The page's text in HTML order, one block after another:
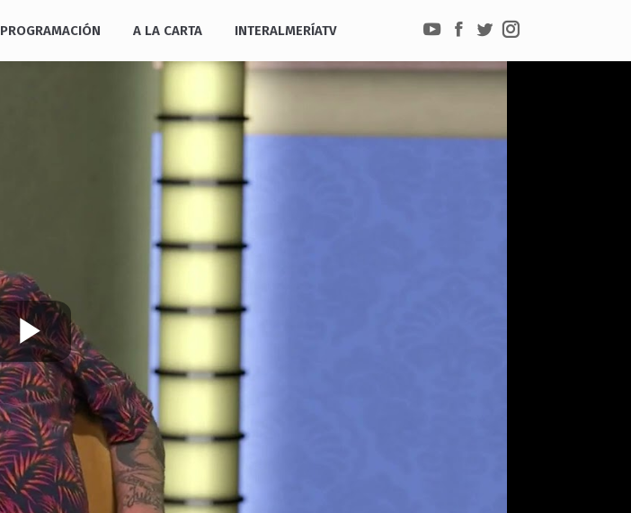
PROGRAMACIÓN A LA CARTA INTERALMERÍATV
YouTube
Facebook
TwitterInstagram
Play
Video